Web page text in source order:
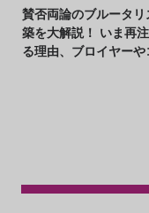
賛否両論のブルータリ
築を大解説！ いま再
る理由、ブロイヤーや